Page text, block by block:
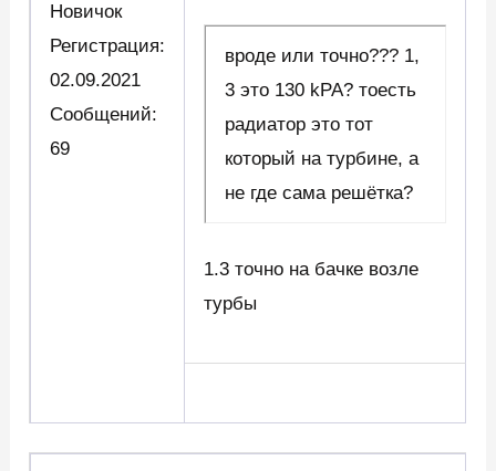
Новичок
Регистрация:
02.09.2021
Сообщений:
69
вроде или точно??? 1,
3 это 130 kPA? тоесть
радиатор это тот
который на турбине, а
не где сама решётка?
1.3 точно на бачке возле
турбы